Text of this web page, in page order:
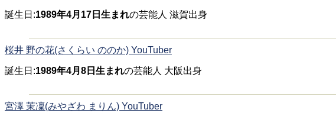
誕生日:1989年4月17日生まれの芸能人 滋賀出身
桜井 野の花(さくらい ののか) YouTuber
誕生日:1989年4月8日生まれの芸能人 大阪出身
宮澤 茉凜(みやざわ まりん) YouTuber